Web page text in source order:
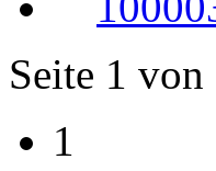
Seite 1 von
1